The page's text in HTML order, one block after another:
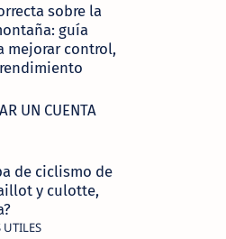
sobre la
guía
mejorar control,
UN CUENTA
de ciclismo de
y culotte,